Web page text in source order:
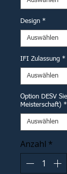
Design *
IFI Zulassung *
Option DESV
Meisterschaft) *
Anzahl *